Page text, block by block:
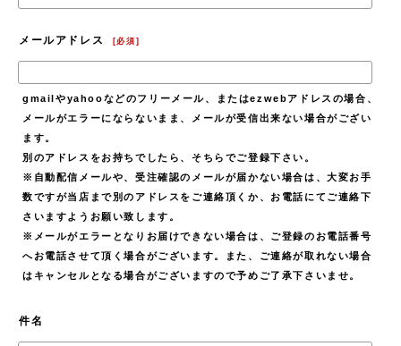
メールアドレス [必須 ]
gmailやyahooなどのフリーメール、またはezwebアドレスの場合、
メールがエラーにならないまま、メールが受信出来ない場合がござい
ます。
別のアドレスをお持ちでしたら、そちらでご登録下さい。
※自動配信メールや、受注確認のメールが届かない場合は、大変お手
数ですが当店まで別のアドレスをご連絡頂くか、お電話にてご連絡下
さいますようお願い致します。
※メールがエラーとなりお届けできない場合は、ご登録のお電話番号
へお電話させて頂く場合がございます。また、ご連絡が取れない場合
はキャンセルとなる場合がございますので予めご了承下さいませ。
件名